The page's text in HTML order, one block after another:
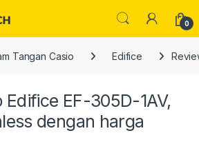
0
Tangan Casio Edifice
Edifice EF-305D-1AV,
dengan harga